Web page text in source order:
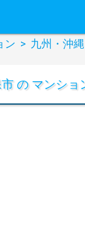
ン > 九州・沖縄
の マンショ